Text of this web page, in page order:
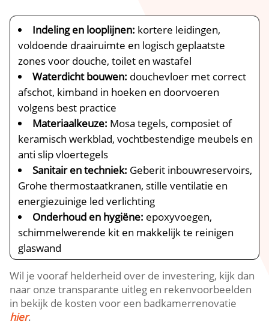
Indeling en looplijnen: kortere leidingen,
voldoende draairuimte en logisch geplaatste
zones voor douche, toilet en wastafel
Waterdicht bouwen: douchevloer met correct
afschot, kimband in hoeken en doorvoeren
volgens best practice
Materiaalkeuze: Mosa tegels, composiet of
keramisch werkblad, vochtbestendige meubels en
anti slip vloertegels
Sanitair en techniek: Geberit inbouwreservoirs,
Grohe thermostaatkranen, stille ventilatie en
energiezuinige led verlichting
Onderhoud en hygiëne: epoxyvoegen,
schimmelwerende kit en makkelijk te reinigen
glaswand
Wil je vooraf helderheid over de investering, kijk dan
naar onze transparante uitleg en rekenvoorbeelden
in bekijk de kosten voor een badkamerrenovatie
hier.​